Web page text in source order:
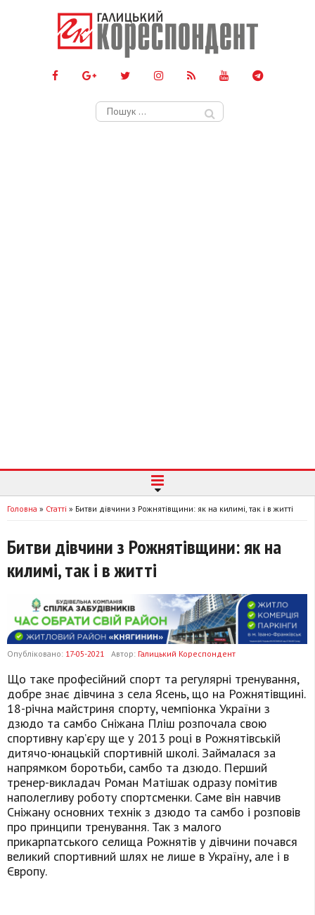
Пошук:
Головна » Статті » Битви дівчини з Рожнятівщини: як на килимі, так і в житті
Битви дівчини з Рожнятівщини: як на
килимі, так і в житті
Опубліковано: 17-05-2021 Автор: Галицький Кореспондент
Що таке професійний спорт та регулярні тренування,
добре знає дівчина з села Ясень, що на Рожнятівщині.
18-річна майстриня спорту, чемпіонка України з
дзюдо та самбо Сніжана Пліш розпочала свою
спортивну кар’єру ще у 2013 році в Рожнятівській
дитячо-юнацькій спортивній школі. Займалася за
напрямком боротьби, самбо та дзюдо. Перший
тренер-викладач Роман Матішак одразу помітив
наполегливу роботу спортсменки. Саме він навчив
Сніжану основних технік з дзюдо та самбо і розповів
про принципи тренування. Так з малого
прикарпатського селища Рожнятів у дівчини почався
великий спортивний шлях не лише в Україну, але і в
Європу.